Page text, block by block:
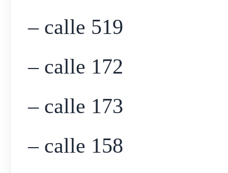
– calle 519
– calle 172
– calle 173
– calle 158